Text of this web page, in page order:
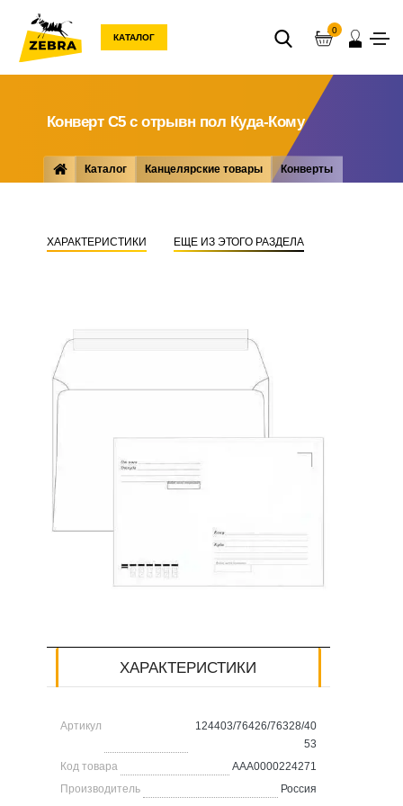
КАТАЛОГ
0
Конверт С5 с отрывн пол Куда-Кому
Каталог Канцелярские товары Конверты
ХАРАКТЕРИСТИКИ ЕЩЕ ИЗ ЭТОГО РАЗДЕЛА
ХАРАКТЕРИСТИКИ
Артикул
124403/76426/76328/40
53
Код товара
AAA0000224271
Производитель
Россия